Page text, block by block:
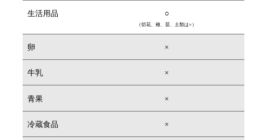
生活用品 ○
（切花、種、苗、土類は×）
卵 ×
牛乳 ×
青果 ×
冷蔵食品 ×